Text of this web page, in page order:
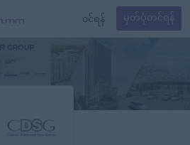
၀င်ရန် မှတ်ပုံတင်ရန်